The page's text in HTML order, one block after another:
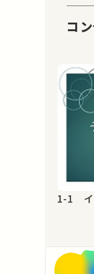
コ
1-1 イ